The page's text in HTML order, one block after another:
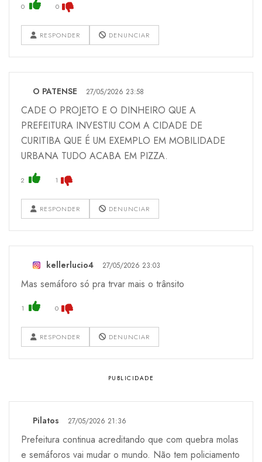
0 0
RESPONDER DENUNCIAR
O PATENSE 27/05/2026 23:58
CADE O PROJETO E O DINHEIRO QUE A
PREFEITURA INVESTIU COM A CIDADE DE
CURITIBA QUE É UM EXEMPLO EM MOBILIDADE
URBANA TUDO ACABA EM PIZZA.
2 1
RESPONDER DENUNCIAR
kellerlucio4 27/05/2026 23:03
Mas semáforo só pra trvar mais o trânsito
1 0
RESPONDER DENUNCIAR
Pilatos 27/05/2026 21:36
Prefeitura continua acreditando que com quebra molas
e semáforos vai mudar o mundo. Não tem policiamento